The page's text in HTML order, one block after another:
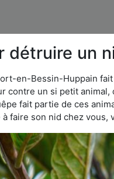
détruire un
en-Bessin-Huppain
contre un si petit animal,
fait partie de ces
faire son nid chez vous,